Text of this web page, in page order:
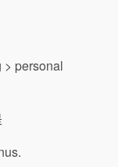
personal